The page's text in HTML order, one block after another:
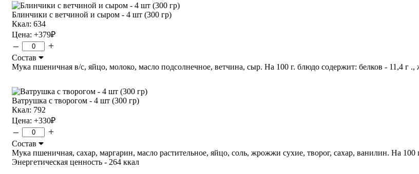
Блинчики с ветчиной и сыром - 4 шт (300 гр)
Ккал: 634
Цена: +379₽
– +
Состав
Мука пшеничная в/с, яйцо, молоко, масло подсолнечное, ветчина, сыр. На 100 г. блюдо содержит: белков - 11,4 г .,
Ватрушка с творогом - 4 шт (300 гр)
Ккал: 792
Цена: +330₽
– +
Состав
Мука пшеничная, сахар, маргарин, масло растительное, яйцо, соль, жрожжи сухие, творог, сахар, ванилин. На
Энергетическая ценность - 264 ккал